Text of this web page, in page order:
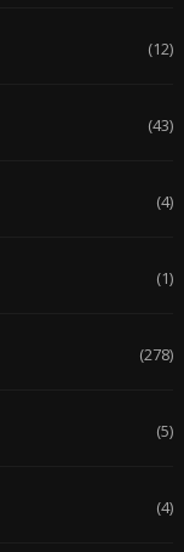
(12)
(43)
(4)
(1)
(278)
(5)
(4)